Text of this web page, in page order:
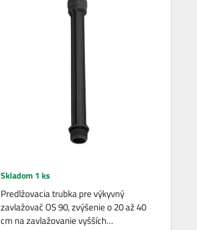
Skladom 1 ks
Predlžovacia trubka pre výkyvný
zavlažovač OS 90, zvýšenie o 20 až 40
cm na zavlažovanie vyšších…